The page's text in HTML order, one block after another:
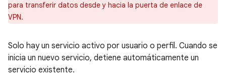
para transferir datos desde y hacia la puerta de enlace de
VPN.
Solo hay un servicio activo por usuario o perfil. Cuando se
inicia un nuevo servicio, detiene automáticamente un
servicio existente.